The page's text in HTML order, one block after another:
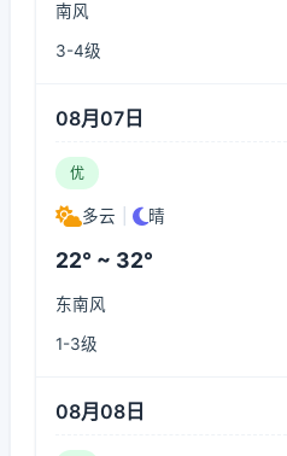
南风
3-4级
08月07日
优
多云 晴
22° ~ 32°
东南风
1-3级
08月08日